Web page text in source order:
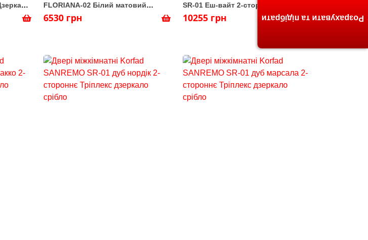
FLORIANA-02 Білий матовий
Срібне дзеркало/Глухе+дз.вставка
6530 грн
SR-01 Еш-вайт 2-стороннє срібне
тріплекс дзеркало
10255 грн Розрахувати та підібрати